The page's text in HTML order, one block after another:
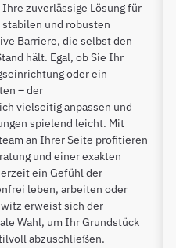
zuverlässige Lösung für
und robusten
Barriere, die selbst den
hält. Egal, ob Sie Ihr
oder ein
– der
vielseitig anpassen und
spielend leicht. Mit
an Ihrer Seite profitieren
und einer exakten
ein Gefühl der
leben, arbeiten oder
erweist sich der
Wahl, um Ihr Grundstück
abzuschließen.